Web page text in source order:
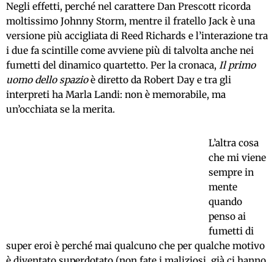
Negli effetti, perché nel carattere Dan Prescott ricorda
moltissimo Johnny Storm, mentre il fratello Jack è una
versione più accigliata di Reed Richards e l’interazione tra
i due fa scintille come avviene più di talvolta anche nei
fumetti del dinamico quartetto. Per la cronaca, Il primo
uomo dello spazioè diretto da Robert Day e tra gli
interpreti ha Marla Landi: non è memorabile, ma
un’occhiata se la merita.
L’altra cosa
che mi viene
sempre in
mente
quando
penso ai
fumetti di
super eroi è perché mai qualcuno che per qualche motivo